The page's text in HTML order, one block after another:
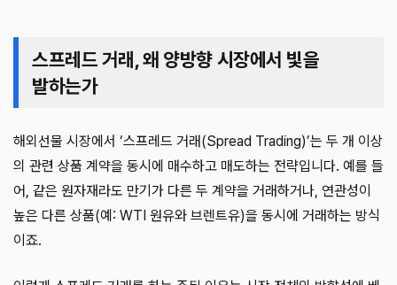
스프레드 거래, 왜 양방향 시장에서 빛을
발하는가
해외선물 시장에서 ‘스프레드 거래(Spread Trading)’는 두 개 이상
의 관련 상품 계약을 동시에 매수하고 매도하는 전략입니다. 예를 들
어, 같은 원자재라도 만기가 다른 두 계약을 거래하거나, 연관성이
높은 다른 상품(예: WTI 원유와 브렌트유)을 동시에 거래하는 방식
이죠.